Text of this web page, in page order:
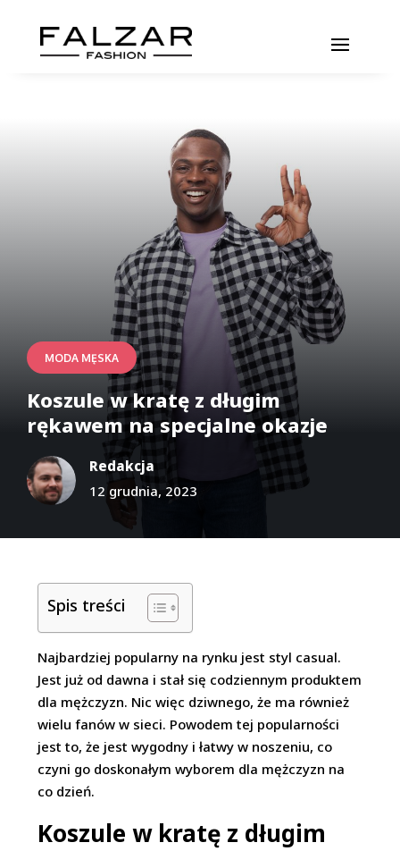
MODA MĘSKA
Koszule w kratę z długim
rękawem na specjalne okazje
Redakcja
12 grudnia, 2023
Spis treści
Najbardziej popularny na rynku jest styl casual.
Jest już od dawna i stał się codziennym produktem
dla mężczyzn. Nic więc dziwnego, że ma również
wielu fanów w sieci. Powodem tej popularności
jest to, że jest wygodny i łatwy w noszeniu, co
czyni go doskonałym wyborem dla mężczyzn na
co dzień.
Koszule w kratę z długim